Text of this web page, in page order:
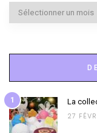
Archives
1 La
27